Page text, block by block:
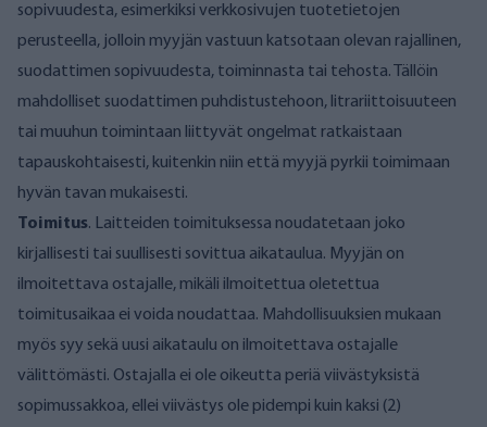
sopivuudesta, esimerkiksi verkkosivujen tuotetietojen
perusteella, jolloin myyjän vastuun katsotaan olevan rajallinen,
suodattimen sopivuudesta, toiminnasta tai tehosta. Tällöin
mahdolliset suodattimen puhdistustehoon, litrariittoisuuteen
tai muuhun toimintaan liittyvät ongelmat ratkaistaan
tapauskohtaisesti, kuitenkin niin että myyjä pyrkii toimimaan
hyvän tavan mukaisesti.
Toimitus. Laitteiden toimituksessa noudatetaan joko
kirjallisesti tai suullisesti sovittua aikataulua. Myyjän on
ilmoitettava ostajalle, mikäli ilmoitettua oletettua
toimitusaikaa ei voida noudattaa. Mahdollisuuksien mukaan
myös syy sekä uusi aikataulu on ilmoitettava ostajalle
välittömästi. Ostajalla ei ole oikeutta periä viivästyksistä
sopimussakkoa, ellei viivästys ole pidempi kuin kaksi (2)